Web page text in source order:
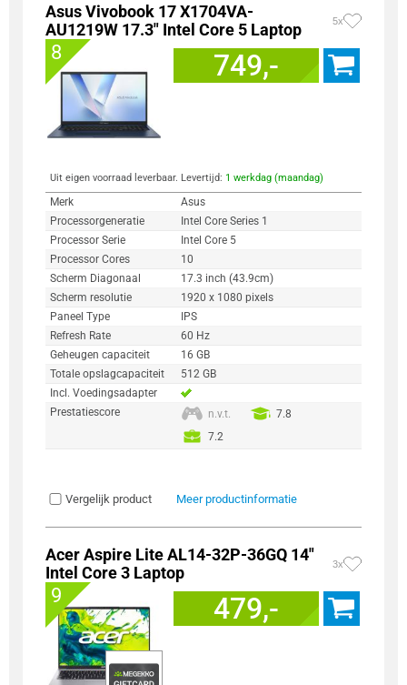
Asus Vivobook 17 X1704VA-
AU1219W 17.3" Intel Core 5 Laptop
5x
8 749,-
Uit eigen voorraad leverbaar. Levertijd: 1 werkdag (maandag)
Merk
Asus
Processorgeneratie
Intel Core Series 1
Processor Serie
Intel Core 5
Processor Cores
10
Scherm Diagonaal
17.3 inch (43.9cm)
Scherm resolutie
1920 x 1080 pixels
Paneel Type
IPS
Refresh Rate
60 Hz
Geheugen capaciteit
16 GB
Totale opslagcapaciteit
512 GB
Incl. Voedingsadapter
Prestatiescore
n.v.t.
7.8
7.2
Vergelijk product Meer productinformatie
Acer Aspire Lite AL14-32P-36GQ 14"
Intel Core 3 Laptop
3x
9 479,-